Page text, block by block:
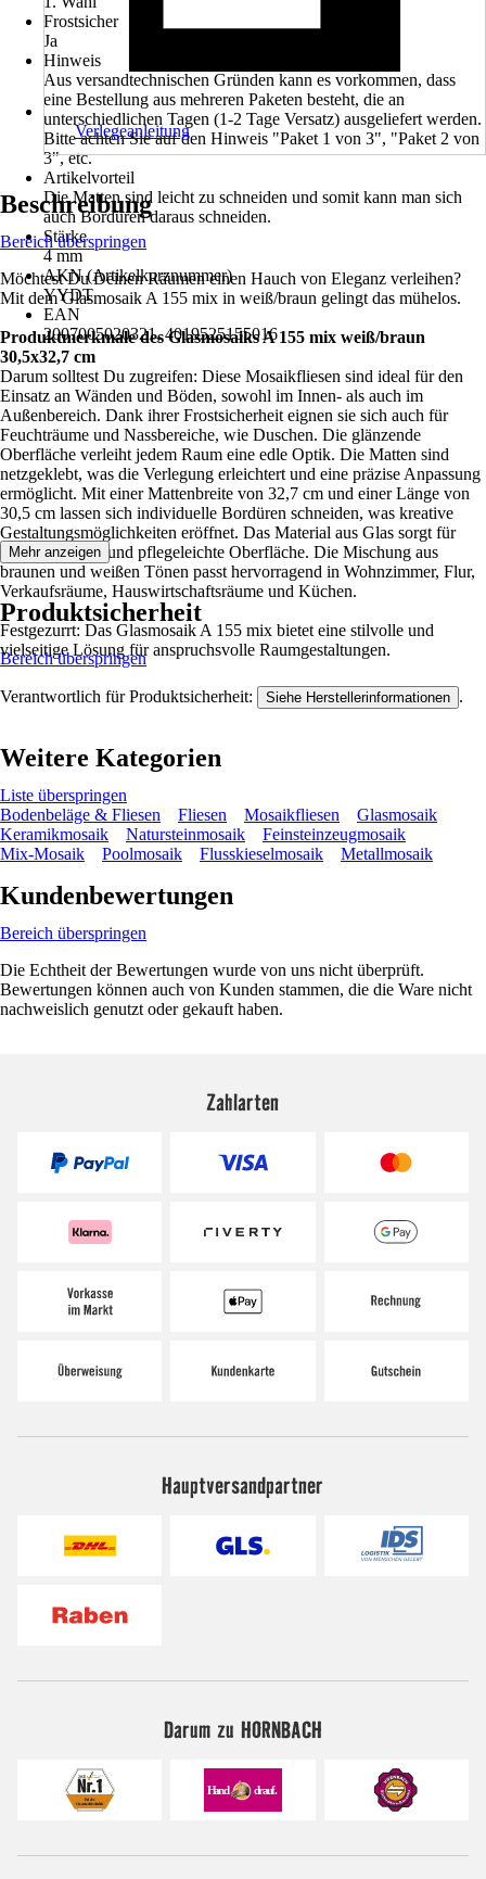
Frostsicher
Ja
Hinweis
Aus versandtechnischen Gründen kann es vorkommen, dass
eine Bestellung aus mehreren Paketen besteht, die an
unterschiedlichen Tagen (1-2 Tage Versatz) ausgeliefert werden.
Bitte achten Sie auf den Hinweis "Paket 1 von 3", "Paket 2 von
3", etc.
Artikelvorteil
Die Matten sind leicht zu schneiden und somit kann man sich
auch Bordüren daraus schneiden.
Stärke
4 mm
AKN (Artikelkurznummer)
YYDT
EAN
2007005020321, 4019525155016
Verlegeanleitung
Beschreibung
Bereich überspringen
Möchtest Du Deinen Räumen einen Hauch von Eleganz verleihen?
Mit dem Glasmosaik A 155 mix in weiß/braun gelingt das mühelos.
Produktmerkmale des Glasmosaiks A 155 mix weiß/braun
30,5x32,7 cm
Darum solltest Du zugreifen: Diese Mosaikfliesen sind ideal für den
Einsatz an Wänden und Böden, sowohl im Innen- als auch im
Außenbereich. Dank ihrer Frostsicherheit eignen sie sich auch für
Feuchträume und Nassbereiche, wie Duschen. Die glänzende
Oberfläche verleiht jedem Raum eine edle Optik. Die Matten sind
netzgeklebt, was die Verlegung erleichtert und eine präzise Anpassung
ermöglicht. Mit einer Mattenbreite von 32,7 cm und einer Länge von
30,5 cm lassen sich individuelle Bordüren schneiden, was kreative
Gestaltungsmöglichkeiten eröffnet. Das Material aus Glas sorgt für
eine langlebige und pflegeleichte Oberfläche. Die Mischung aus
braunen und weißen Tönen passt hervorragend in Wohnzimmer, Flur,
Verkaufsräume, Hauswirtschaftsräume und Küchen.
Festgezurrt: Das Glasmosaik A 155 mix bietet eine stilvolle und
vielseitige Lösung für anspruchsvolle Raumgestaltungen.
Mehr anzeigen
Produktsicherheit
Bereich überspringen
Verantwortlich für Produktsicherheit: Siehe Herstellerinformationen .
Weitere Kategorien
Liste überspringen
Bodenbeläge & Fliesen
Fliesen Mosaikfliesen
Glasmosaik
Keramikmosaik
Natursteinmosaik
Feinsteinzeugmosaik
Mix-Mosaik
Poolmosaik Flusskieselmosaik Metallmosaik
Kundenbewertungen
Bereich überspringen
Die Echtheit der Bewertungen wurde von uns nicht überprüft.
Bewertungen können auch von Kunden stammen, die die Ware nicht
nachweislich genutzt oder gekauft haben.
Zahlarten
Hauptversandpartner
Darum zu HORNBACH